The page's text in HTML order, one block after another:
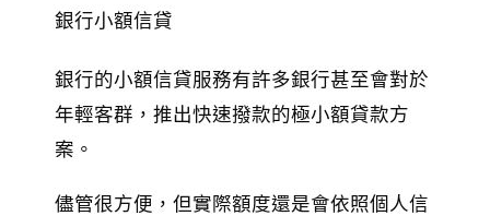
銀行小額信貸
銀行的小額信貸服務有許多銀行甚至會對於
年輕客群，推出快速撥款的極小額貸款方
案。
儘管很方便，但實際額度還是會依照個人信